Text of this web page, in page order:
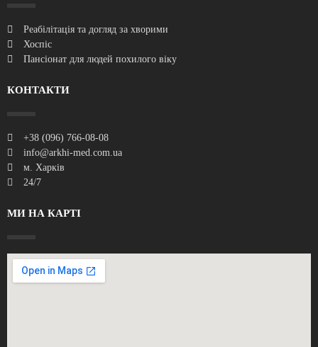
Реабілітація та догляд за хворими
Хоспіс
Пансіонат для людей похилого віку
КОНТАКТИ
+38 (096) 766-08-08
info@arkhi-med.com.ua
м. Харків
24/7
МИ НА КАРТІ